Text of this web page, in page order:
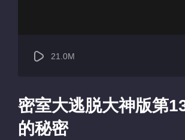
21.0M
密室大逃脱大神版第
的秘密